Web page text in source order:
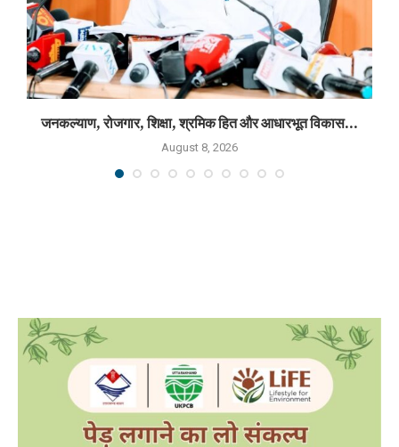
जनकल्याण, रोजगार, शिक्षा, श्रमिक हित और आधारभूत विकास...
August 8, 2026